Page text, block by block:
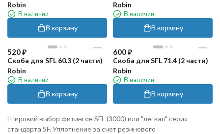
Robin
В наличии
В корзину
Robin
В наличии
В корзину
520₽
Скоба для SFL 60.3 (2 части)
Robin
В наличии
В корзину
600₽
Скоба для SFL 71.4 (2 части)
Robin
В наличии
В корзину
Широкий выбор фитингов SFL (3000) или "лёгкая" серия
стандарта SF. Уплотнение за счет резинового